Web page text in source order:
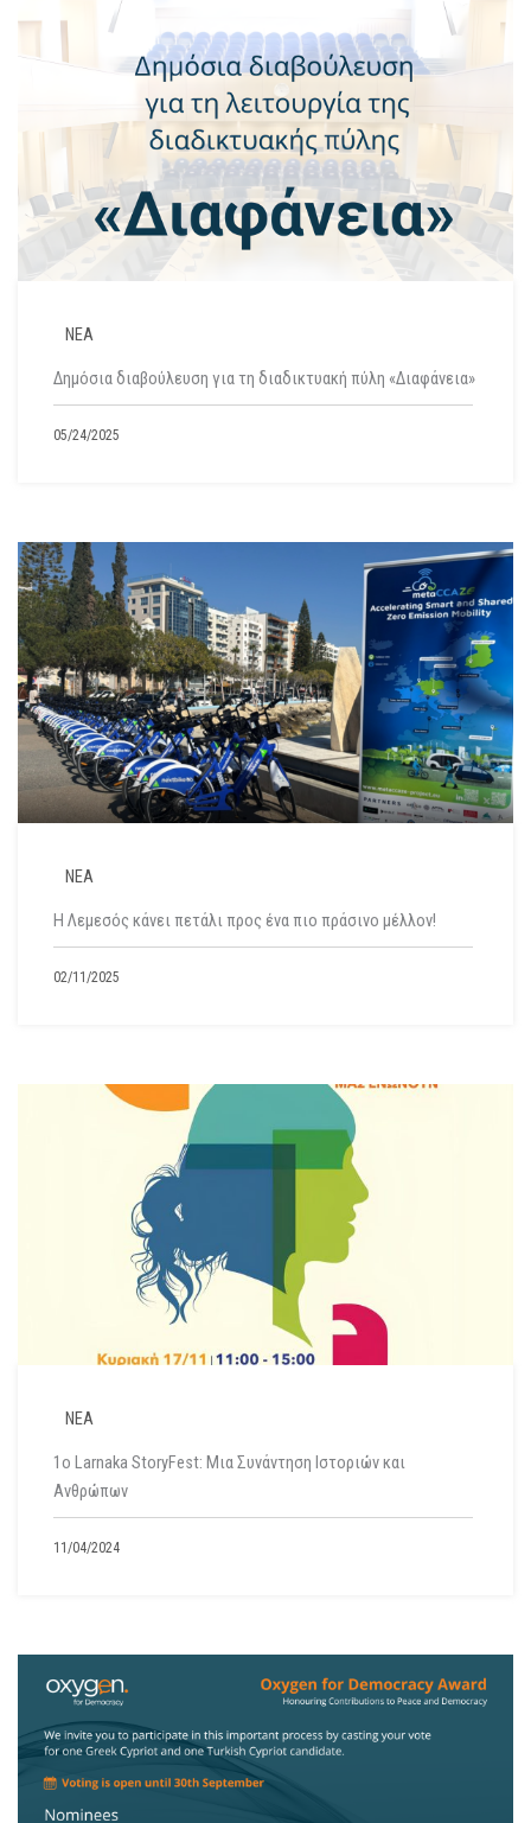
ΝΕΑ
Δημόσια διαβούλευση για τη διαδικτυακή πύλη «Διαφάνεια»
05/24/2025
ΝΕΑ
Η Λεμεσός κάνει πετάλι προς ένα πιο πράσινο μέλλον!
02/11/2025
ΝΕΑ
1o Larnaka StoryFest: Μια Συνάντηση Ιστοριών και
Ανθρώπων
11/04/2024